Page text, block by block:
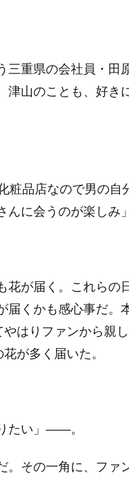
重県の会社員・田
津山のことも、好き
品店なので男の自
に会うのが楽しみ
が届く。これらの
届くかも感心事だ。
はりファンから親
が多く届いた。
たい」――。
。その一角に、ファ